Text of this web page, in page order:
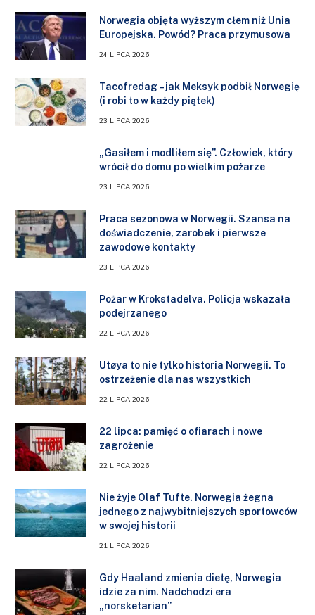
Norwegia objęta wyższym cłem niż Unia
Europejska. Powód? Praca przymusowa
24 LIPCA 2026
Tacofredag – jak Meksyk podbił Norwegię
(i robi to w każdy piątek)
23 LIPCA 2026
„Gasiłem i modliłem się”. Człowiek, który
wrócił do domu po wielkim pożarze
23 LIPCA 2026
Praca sezonowa w Norwegii. Szansa na
doświadczenie, zarobek i pierwsze
zawodowe kontakty
23 LIPCA 2026
Pożar w Krokstadelva. Policja wskazała
podejrzanego
22 LIPCA 2026
Utøya to nie tylko historia Norwegii. To
ostrzeżenie dla nas wszystkich
22 LIPCA 2026
22 lipca: pamięć o ofiarach i nowe
zagrożenie
22 LIPCA 2026
Nie żyje Olaf Tufte. Norwegia żegna
jednego z najwybitniejszych sportowców
w swojej historii
21 LIPCA 2026
Gdy Haaland zmienia dietę, Norwegia
idzie za nim. Nadchodzi era
„norsketarian”